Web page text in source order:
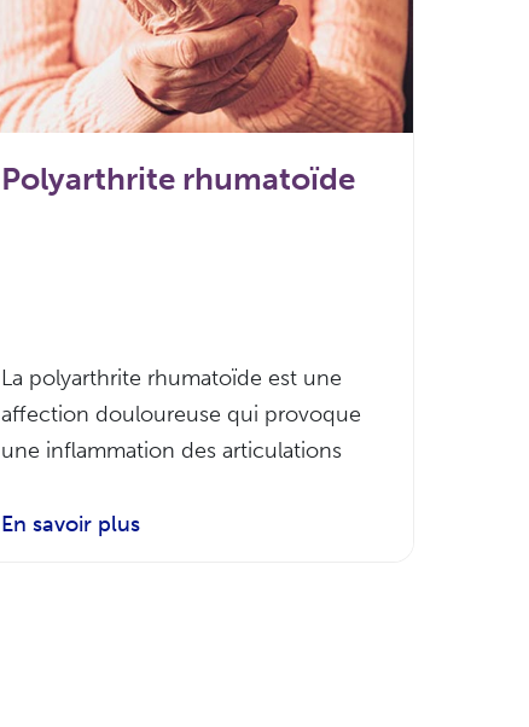
Polyarthrite rhumatoïde
La polyarthrite rhumatoïde est une
affection douloureuse qui provoque
une inflammation des articulations
En savoir plus